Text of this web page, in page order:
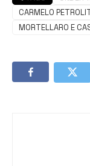
CARMELO
MORTELLARO E